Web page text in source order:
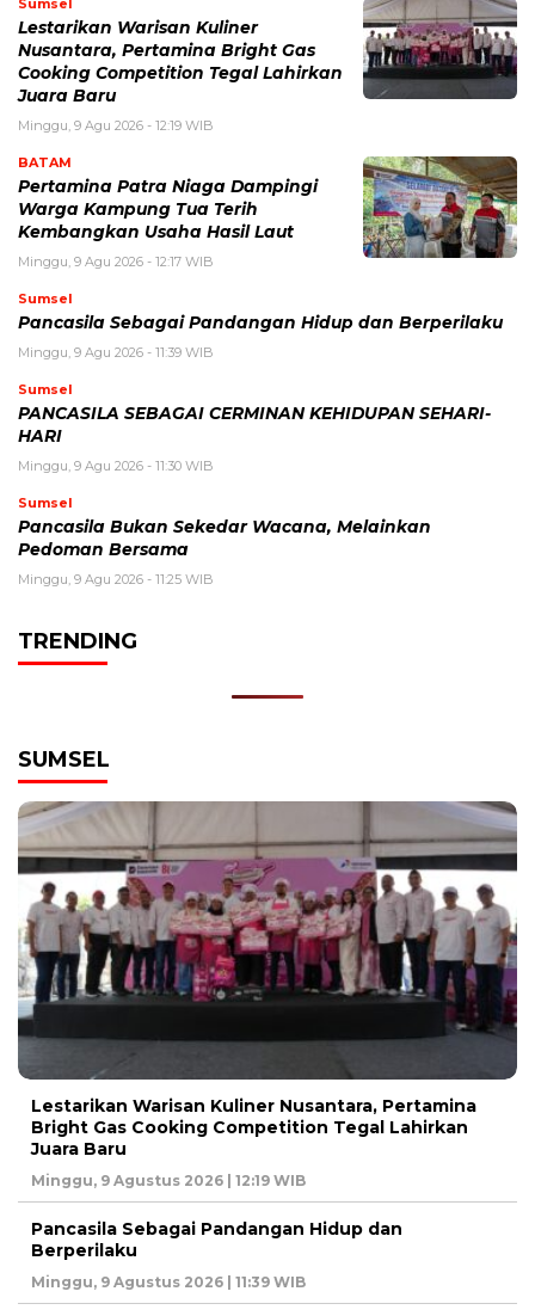
Sumsel
Lestarikan Warisan Kuliner
Nusantara, Pertamina Bright Gas
Cooking Competition Tegal Lahirkan
Juara Baru
Minggu, 9 Agu 2026 - 12:19 WIB
BATAM
Pertamina Patra Niaga Dampingi
Warga Kampung Tua Terih
Kembangkan Usaha Hasil Laut
Minggu, 9 Agu 2026 - 12:17 WIB
Sumsel
Pancasila Sebagai Pandangan Hidup dan Berperilaku
Minggu, 9 Agu 2026 - 11:39 WIB
Sumsel
PANCASILA SEBAGAI CERMINAN KEHIDUPAN SEHARI-
HARI
Minggu, 9 Agu 2026 - 11:30 WIB
Sumsel
Pancasila Bukan Sekedar Wacana, Melainkan
Pedoman Bersama
Minggu, 9 Agu 2026 - 11:25 WIB
TRENDING
SUMSEL
Lestarikan Warisan Kuliner Nusantara, Pertamina
Bright Gas Cooking Competition Tegal Lahirkan
Juara Baru
Minggu, 9 Agustus 2026 | 12:19 WIB
Pancasila Sebagai Pandangan Hidup dan
Berperilaku
Minggu, 9 Agustus 2026 | 11:39 WIB